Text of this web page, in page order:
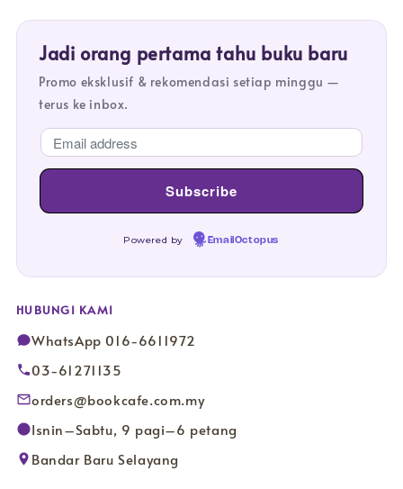
Jadi orang pertama tahu buku baru
Promo eksklusif & rekomendasi setiap minggu —
terus ke inbox.
Powered by EmailOctopus
HUBUNGI KAMI
WhatsApp 016-6611972
03-61271135
orders@bookcafe.com.my
Isnin–Sabtu, 9 pagi–6 petang
Bandar Baru Selayang